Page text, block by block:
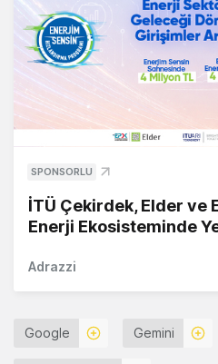
SPONSORLU
İTÜ Çekirdek, Elder ve
Enerji Ekosisteminde
Adrazzi
Google Gemini